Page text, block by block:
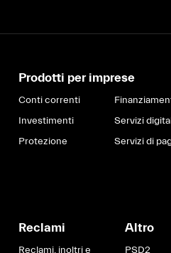
Prodotti per imprese
Conti correnti
Investimenti
Protezione
Servizi
Servizi di
Reclami
Reclami, inoltri e
Altro
PSD2